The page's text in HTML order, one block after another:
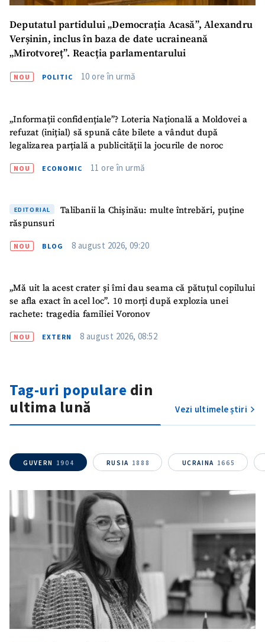
Deputatul partidului „Democrația Acasă”, Alexandru
Verșinin, inclus în baza de date ucraineană
„Mirotvoreț”. Reacția parlamentarului
NOU POLITIC 10 ore în urmă
„Informații confidențiale”? Loteria Națională a Moldovei a
refuzat (inițial) să spună câte bilete a vândut după
legalizarea parțială a publicității la jocurile de noroc
NOU ECONOMIC 11 ore în urmă
EDITORIAL
Talibanii la Chișinău: multe întrebări, puține
răspunsuri
NOU BLOG 8 august 2026, 09:20
„Mă uit la acest crater și îmi dau seama că pătuțul copilului
se afla exact în acel loc”. 10 morți după explozia unei
rachete: tragedia familiei Voronov
NOU EXTERN 8 august 2026, 08:52
Tag-uri populare din
ultima lună
Vezi ultimele știri
GUVERN 1904 RUSIA 1888 UCRAINA 1665